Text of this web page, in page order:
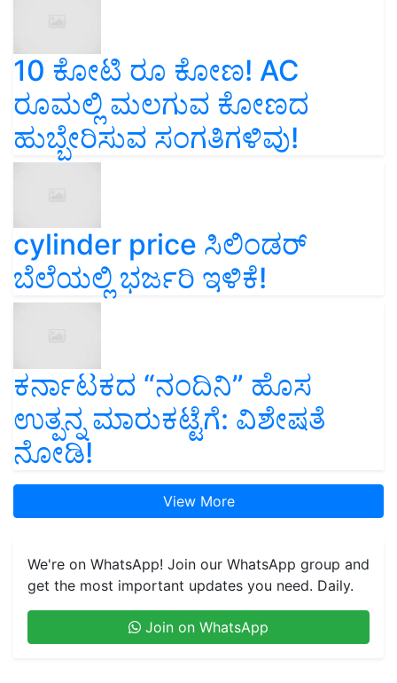
10 ಕೋಟಿ ರೂ ಕೋಣ! AC
ರೂಮಲ್ಲಿ ಮಲಗುವ ಕೋಣದ
ಹುಬ್ಬೇರಿಸುವ ಸಂಗತಿಗಳಿವು!
cylinder price ಸಿಲಿಂಡರ್‌
ಬೆಲೆಯಲ್ಲಿ ಭರ್ಜರಿ ಇಳಿಕೆ!
ಕರ್ನಾಟಕದ “ನಂದಿನಿ” ಹೊಸ
ಉತ್ಪನ್ನ ಮಾರುಕಟ್ಟೆಗೆ: ವಿಶೇಷತೆ
ನೋಡಿ!
View More
We're on WhatsApp! Join our WhatsApp group and
get the most important updates you need. Daily.
Join on WhatsApp